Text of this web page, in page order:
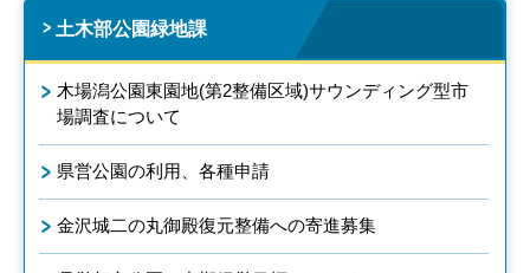
土木部公園緑地課
木場潟公園東園地(第2整備区域)サウンディング型市
場調査について
県営公園の利用、各種申請
金沢城二の丸御殿復元整備への寄進募集